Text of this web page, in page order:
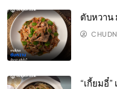
ตับหวาน
“เกี้ยมอี๋